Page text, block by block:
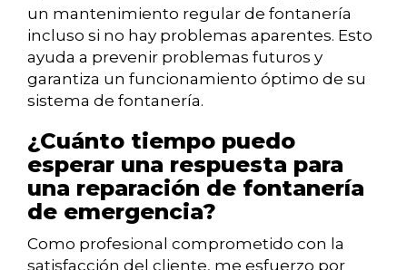
un mantenimiento regular de fontanería
incluso si no hay problemas aparentes. Esto
ayuda a prevenir problemas futuros y
garantiza un funcionamiento óptimo de su
sistema de fontanería.
¿Cuánto tiempo puedo
esperar una respuesta para
una reparación de fontanería
de emergencia?
Como profesional comprometido con la
satisfacción del cliente, me esfuerzo por